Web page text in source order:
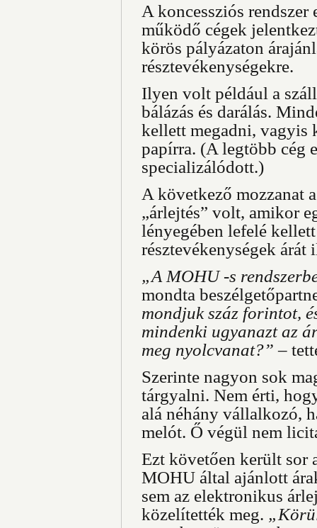
A koncessziós
működő cégek
körös pályázaton
résztevékenységekre.
Ilyen volt például a
bálázás és darálás.
kellett megadni, vagyis
papírra. (A legtöbb cég
specializálódott.)
A következő mozzanat
„árlejtés” volt, amikor
lényegében lefelé
résztevékenységek árát
„A MOHU -s
mondta
mondjuk száz forintot,
mindenki ugyanazt az
meg nyolcvanat?” –
Szerinte nagyon sok
tárgyalni. Nem érti,
alá néhány vállalkozó,
melót. Ő végül nem
Ezt követően került sor
MOHU által ajánlott
sem az elektronikus
közelítették meg.